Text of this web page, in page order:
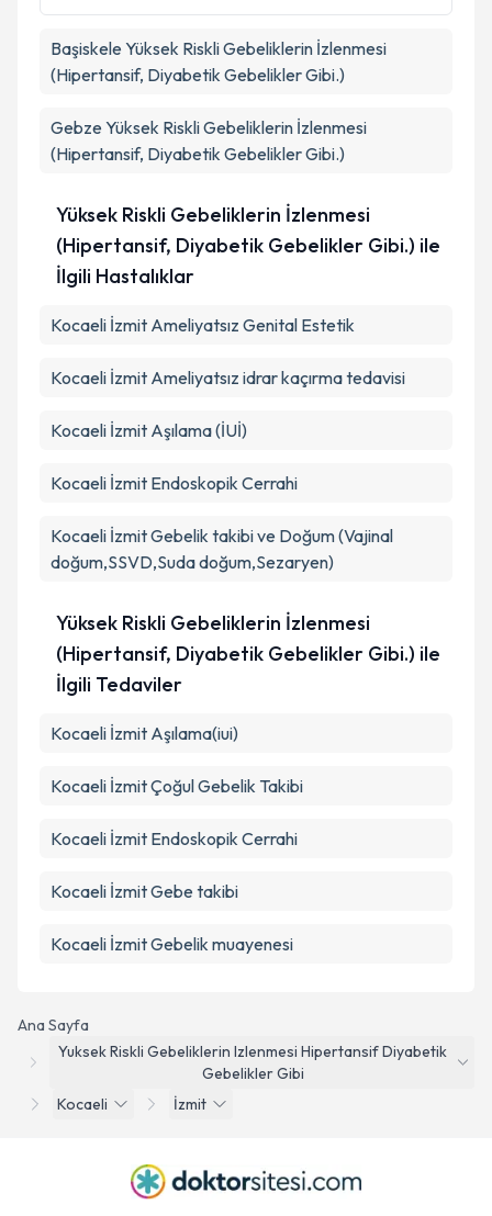
Ana Sayfa
Yuksek Riskli Gebeliklerin Izlenmesi Hipertansif Diyabetik
Gebelikler Gibi
Kocaeli
İzmit
Başiskele Yüksek Riskli Gebeliklerin İzlenmesi
(Hipertansif, Diyabetik Gebelikler Gibi.)
Gebze Yüksek Riskli Gebeliklerin İzlenmesi
(Hipertansif, Diyabetik Gebelikler Gibi.)
Yüksek Riskli Gebeliklerin İzlenmesi
(Hipertansif, Diyabetik Gebelikler Gibi.) ile
İlgili Hastalıklar
Kocaeli İzmit Ameliyatsız Genital Estetik
Kocaeli İzmit Ameliyatsız idrar kaçırma tedavisi
Kocaeli İzmit Aşılama (İUİ)
Kocaeli İzmit Endoskopik Cerrahi
Kocaeli İzmit Gebelik takibi ve Doğum (Vajinal
doğum,SSVD,Suda doğum,Sezaryen)
Yüksek Riskli Gebeliklerin İzlenmesi
(Hipertansif, Diyabetik Gebelikler Gibi.) ile
İlgili Tedaviler
Kocaeli İzmit Aşılama(iui)
Kocaeli İzmit Çoğul Gebelik Takibi
Kocaeli İzmit Endoskopik Cerrahi
Kocaeli İzmit Gebe takibi
Kocaeli İzmit Gebelik muayenesi